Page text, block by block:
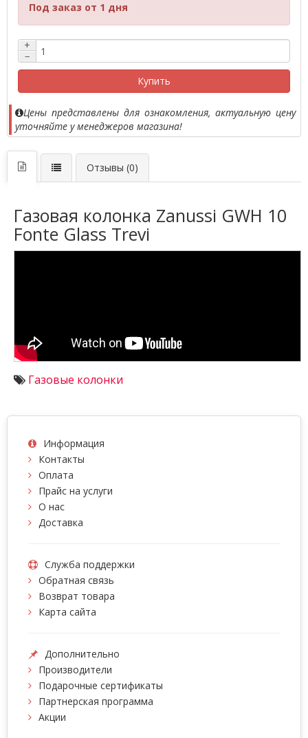
Под заказ от 1 дня
+
−
Купить
Цены представлены для ознакомления, актуальную цену
уточняйте у менеджеров магазина!
Отзывы (0)
Газовая колонка Zanussi GWH 10
Fonte Glass Trevi
Газовые колонки
Информация
Контакты
Оплата
Прайс на услуги
О нас
Доставка
Служба поддержки
Обратная связь
Возврат товара
Карта сайта
Дополнительно
Производители
Подарочные сертификаты
Партнерская программа
Акции